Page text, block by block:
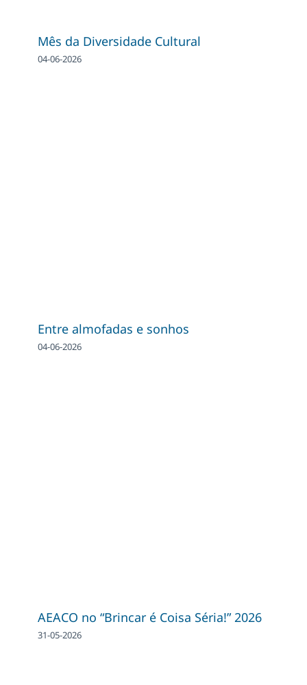
Mês da Diversidade Cultural
04-06-2026
Entre almofadas e sonhos
04-06-2026
AEACO no “Brincar é Coisa Séria!” 2026
31-05-2026